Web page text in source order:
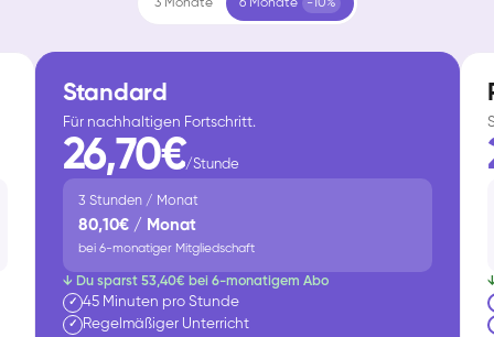
3 Monate 6 Monate -10%
Standard
Für nachhaltigen Fortschritt.
26,70€/Stunde
3 Stunden / Monat
80,10€ / Monat
bei 6-monatiger Mitgliedschaft
↓ Du sparst 53,40€ bei 6-monatigem Abo
✓ 45 Minuten pro Stunde
✓ Regelmäßiger Unterricht